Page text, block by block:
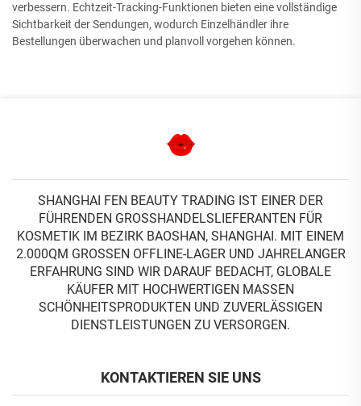
verbessern. Echtzeit-Tracking-Funktionen bieten eine vollständige
Sichtbarkeit der Sendungen, wodurch Einzelhändler ihre
Bestellungen überwachen und planvoll vorgehen können.
SHANGHAI FEN BEAUTY TRADING IST EINER DER
FÜHRENDEN GROSSHANDELSLIEFERANTEN FÜR K
OSMETIK IM BEZIRK BAOSHAN, SHANGHAI. MIT EINEM 2
.000QM GROSSEN OFFLINE-LAGER UND JAHRELANGER ER
FAHRUNG SIND WIR DARAUF BEDACHT, GLOBALE KÄ
UFER MIT HOCHWERTIGEN MASSEN SC
HÖNHEITSPRODUKTEN UND ZUVERLÄSSIGEN DI
ENSTLEISTUNGEN ZU VERSORGEN.
KONTAKTIEREN SIE UNS